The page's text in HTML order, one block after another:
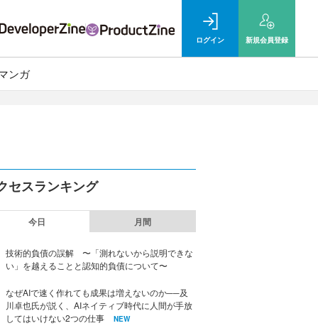
ログイン 新規会員登録
ンガ
セスランキング
今日 月間
技術的負債の誤解 〜「測れないから説明できな
い」を越えることと認知的負債について〜
なぜAIで速く作れても成果は増えないのか──及
川卓也氏が説く、AIネイティブ時代に人間が手放
してはいけない2つの仕事
NEW